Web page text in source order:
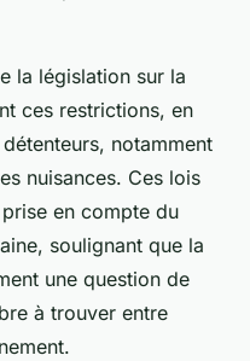
la législation sur la
ces restrictions, en
notamment
nuisances. Ces lois
en compte du
soulignant que la
une question de
à trouver entre